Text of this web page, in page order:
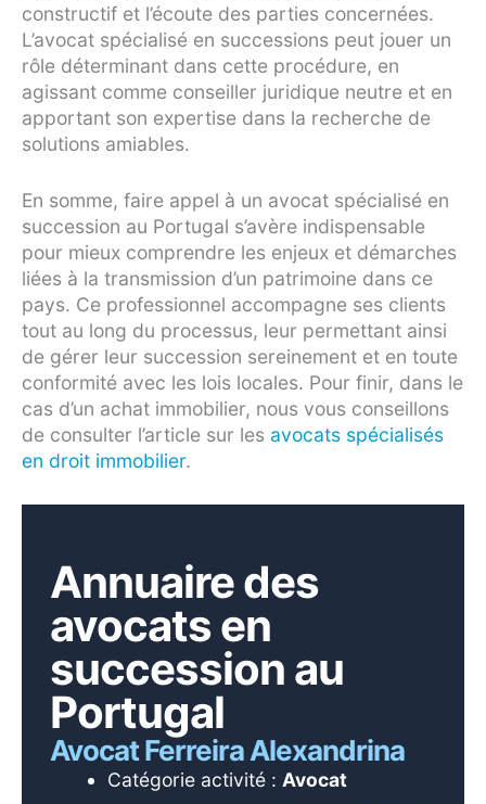
constructif et l’écoute des parties concernées.
L’avocat spécialisé en successions peut jouer un
rôle déterminant dans cette procédure, en
agissant comme conseiller juridique neutre et en
apportant son expertise dans la recherche de
solutions amiables.
En somme, faire appel à un avocat spécialisé en
succession au Portugal s’avère indispensable
pour mieux comprendre les enjeux et démarches
liées à la transmission d’un patrimoine dans ce
pays. Ce professionnel accompagne ses clients
tout au long du processus, leur permettant ainsi
de gérer leur succession sereinement et en toute
conformité avec les lois locales. Pour finir, dans le
cas d’un achat immobilier, nous vous conseillons
de consulter l’article sur les avocats spécialisés
en droit immobilier.
Annuaire des
avocats en
succession au
Portugal
Avocat Ferreira Alexandrina
Catégorie activité : Avocat